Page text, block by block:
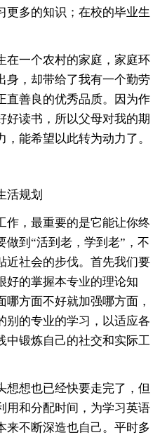
更多的知识；在校的毕业生
在一个农村的家庭，家庭环
身，却带给了我有一个勤劳
直善良的优秀品质。因为作
好读书，所以父母对我的期
能希望以此转为动力了。
活规划
作，最重要的是它能让你终
做到“活到老，学到老”，不
近社会的步伐。首先我们要
好的掌握本专业的理论知
方面不好就加强哪方面，
别的专业的学习，以适应各
中锻炼自己的社交和实际工
想想也已经快要走完了，但
用和分配时间，为学习英语
来不断深造也自己。平时多